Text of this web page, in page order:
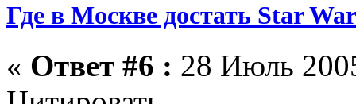
Где в Москве достать Star
« Ответ #6 : 28 Июль